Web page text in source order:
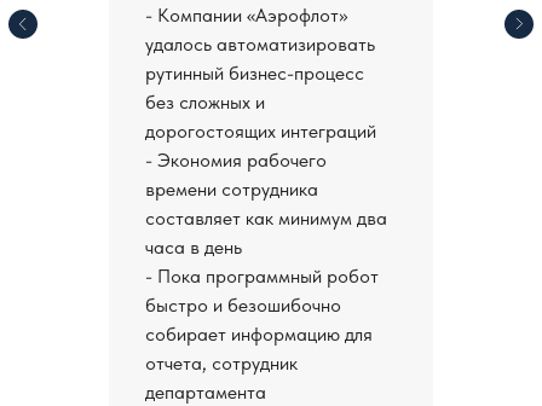
- Компании «Аэрофлот»
удалось автоматизировать
рутинный бизнес-процесс
без сложных и
дорогостоящих интеграций
- Экономия рабочего
времени сотрудника
составляет как минимум два
часа в день
- Пока программный робот
быстро и безошибочно
собирает информацию для
отчета, сотрудник
департамента